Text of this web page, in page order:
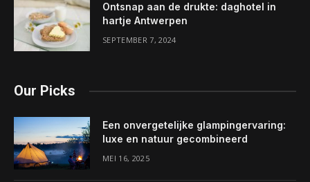
Ontsnap aan de drukte: daghotel in
hartje Antwerpen
SEPTEMBER 7, 2024
Our Picks
Een onvergetelijke glampingervaring:
luxe en natuur gecombineerd
MEI 16, 2025